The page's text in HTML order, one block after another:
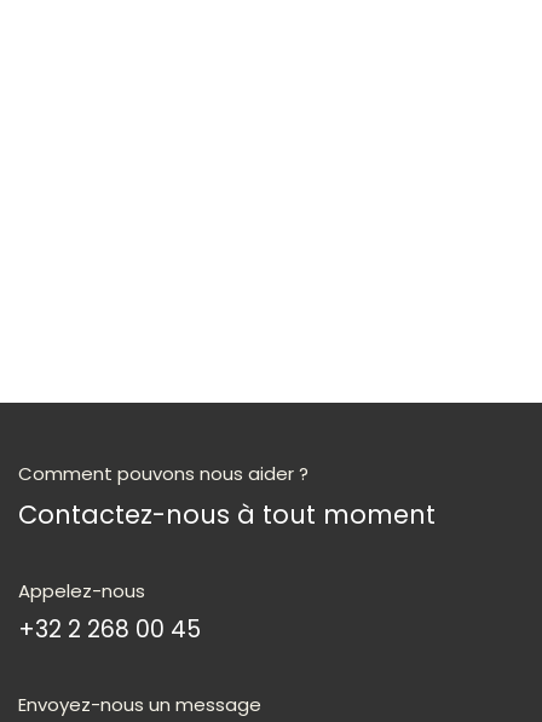
Comment pouvons nous aider ?
Contactez-nous à tout moment
Appelez-nous
+32 2 268 00 45
Envoyez-nous un message